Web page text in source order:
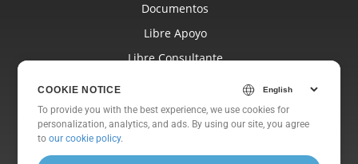
Documentos
Libre Apoyo
Libre Consultante
Sitios Web
Sobre
COOKIE NOTICE
To provide you with the best experience, we use cookies for
personalization, analytics, and ads. By using our site, you agree
toour cookie policy.